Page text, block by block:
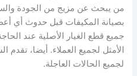
من يبحث عن مزيج من الجودة
بصيانة المكيفات قبل حدوث أي
جميع قطع الغيار الأصلية عند
الأمثل لجميع العملاء. أيضا،
لجميع الحالات العاجلة.